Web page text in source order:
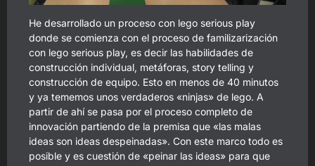
He desarrollado un proceso con lego serious play
donde se comienza con el proceso de familizarización
con lego serious play, es decir las habilidades de
construcción individual, metáforas, story telling y
construcción de equipo. Esto en menos de 40 minutos
y ya tememos unos verdaderos «ninjas» de lego. A
partir de ahí se pasa por el proceso completo de
innovación partiendo de la premisa que «las malas
ideas son ideas despeinadas». Con este marco todo es
posible y es cuestión de «peinar las ideas» para que